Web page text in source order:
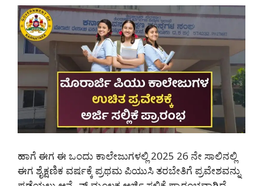
ಹಾಗೆ ಈಗ ಈ ಒಂದು ಕಾಲೇಜುಗಳಲ್ಲಿ 2025 26 ನೇ ಸಾಲಿನಲ್ಲಿ
ಈಗ ಶೈಕ್ಷಣಿಕ ವರ್ಷಕ್ಕೆ ಪ್ರಥಮ ಪಿಯುಸಿ ತರಬೇತಿಗೆ ಪ್ರವೇಶವನ್ನು